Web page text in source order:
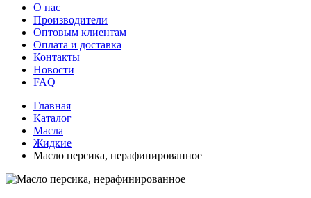
О нас
Производители
Оптовым клиентам
Оплата и доставка
Контакты
Новости
FAQ
Главная
Каталог
Масла
Жидкие
Масло персика, нерафинированное